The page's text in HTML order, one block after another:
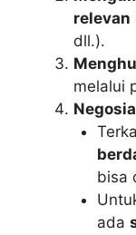
relevan
dll.).
melalui
bisa
ada